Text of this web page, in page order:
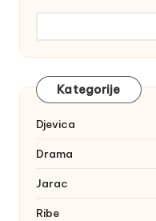
Kategorije
Djevica
Drama
Jarac
Ribe